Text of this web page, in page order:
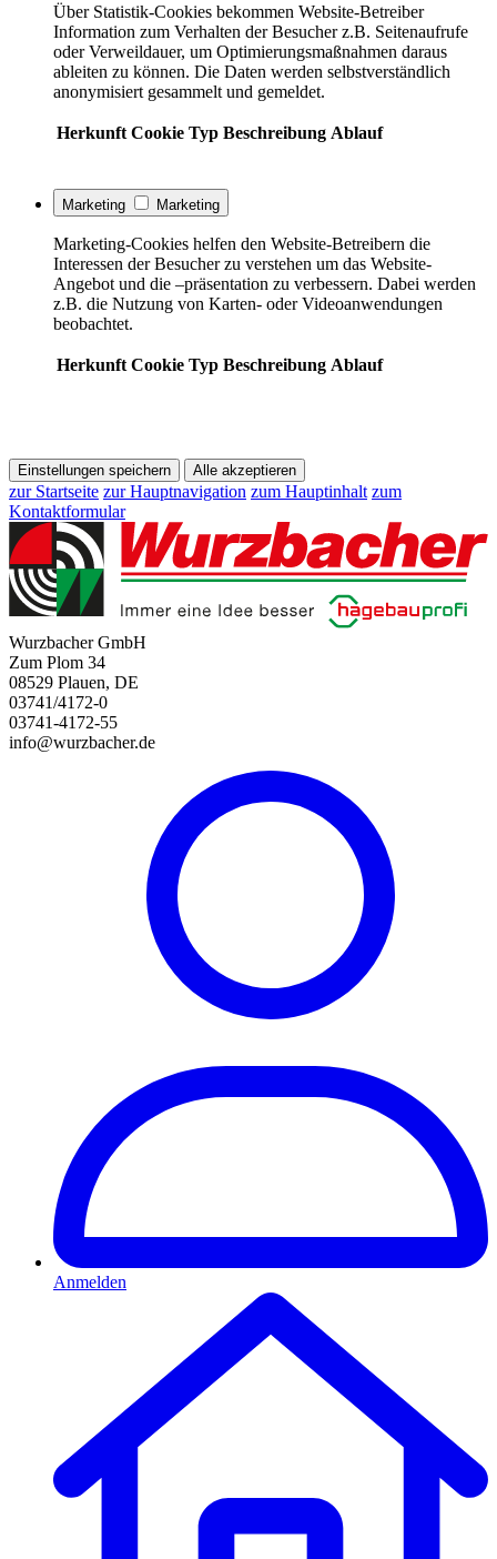
Über Statistik-Cookies bekommen Website-Betreiber
Information zum Verhalten der Besucher z.B. Seitenaufrufe
oder Verweildauer, um Optimierungsmaßnahmen daraus
ableiten zu können. Die Daten werden selbstverständlich
anonymisiert gesammelt und gemeldet.
Herkunft Cookie Typ Beschreibung Ablauf
Marketing Marketing
Marketing-Cookies helfen den Website-Betreibern die
Interessen der Besucher zu verstehen um das Website-
Angebot und die –präsentation zu verbessern. Dabei werden
z.B. die Nutzung von Karten- oder Videoanwendungen
beobachtet.
Herkunft Cookie Typ Beschreibung Ablauf
Einstellungen speichern Alle akzeptieren
zur Startseite zur Hauptnavigation zum Hauptinhalt zum
Kontaktformular
Wurzbacher GmbH
Zum Plom 34
08529 Plauen, DE
03741/4172-0
03741-4172-55
info@wurzbacher.de
Anmelden